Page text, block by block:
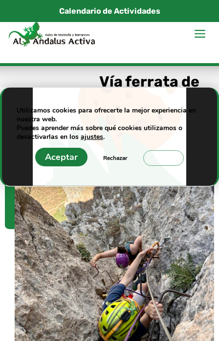
contenido
Calendario de Actividades
Vía ferrata de
Archidona
Utilizamos cookies para ofrecerte la mejor experiencia en
nuestra web.
Puedes aprender más sobre qué cookies utilizamos o
desactivarlas en los ajustes.
Aceptar Rechazar